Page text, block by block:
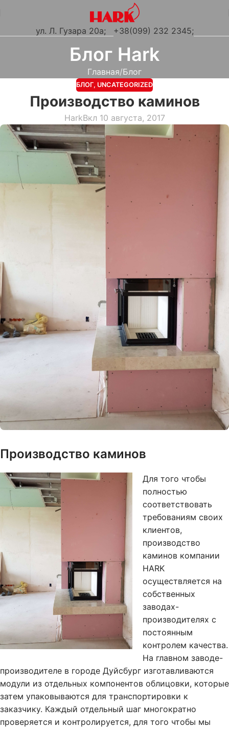
ул. Л. Гузара 20а; +38(099) 232 2345;
Блог Hark
Главная Блог
БЛОГ, UNCATEGORIZED
Производство каминов
HarkВкл 10 августа, 2017
Производство каминов
Для того чтобы
полностью
соответствовать
требованиям своих
клиентов,
производство
каминов компании
HARK
осуществляется на
собственных
заводах-
производителях с
постоянным
контролем качества.
На главном заводе-
производителе в городе Дуйсбург изготавливаются
модули из отдельных компонентов облицовки, которые
затем упаковываются для транспортировки к
заказчику. Каждый отдельный шаг многократно
проверяется и контролируется, для того чтобы мы